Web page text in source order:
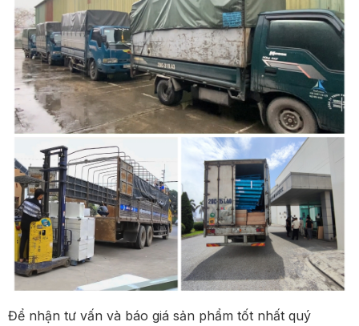
Để nhận tư vấn và báo giá sản phẩm tốt nhất quý